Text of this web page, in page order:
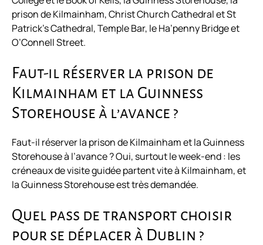
prison de Kilmainham, Christ Church Cathedral et St
Patrick’s Cathedral, Temple Bar, le Ha’penny Bridge et
O’Connell Street.
Faut-il réserver la prison de
Kilmainham et la Guinness
Storehouse à l’avance ?
Faut-il réserver la prison de Kilmainham et la Guinness
Storehouse à l’avance ? Oui, surtout le week-end : les
créneaux de visite guidée partent vite à Kilmainham, et
la Guinness Storehouse est très demandée.
Quel pass de transport choisir
pour se déplacer à Dublin ?